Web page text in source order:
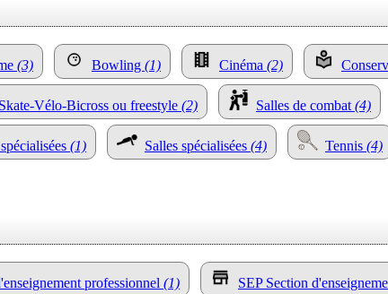
(3) Bowling (1) Cinéma (2)
Vélo-Bicross ou freestyle (2) Salles de combat (4)
(1) Salles spécialisées (4) Tennis (4)
professionnel (1) SEP Section